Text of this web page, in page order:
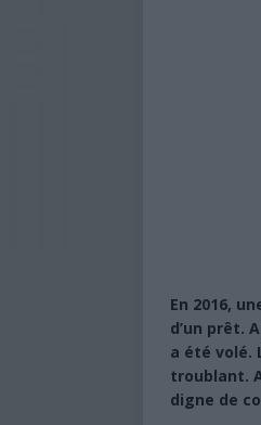
En 2016,
d’un prêt.
a été volé.
troublant.
digne de